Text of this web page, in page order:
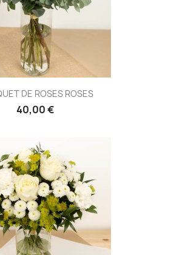
DE ROSES ROSES
40,00 €